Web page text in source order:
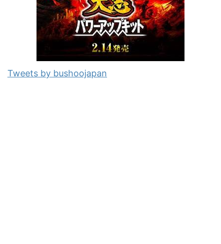
Tweets by bushoojapan